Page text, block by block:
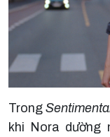
Trong
khi Nora dường